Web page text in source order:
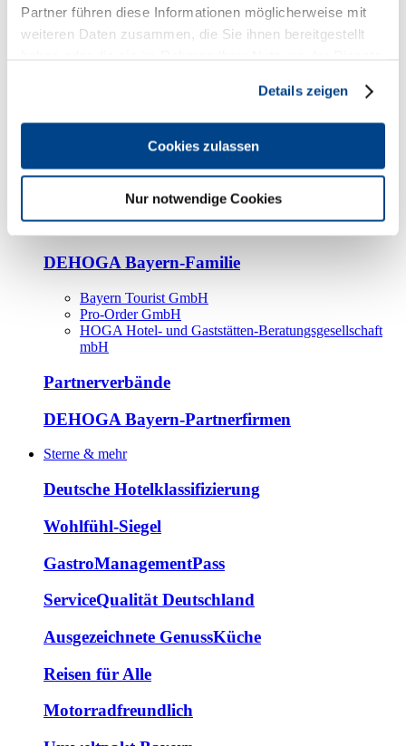
Partner führen diese Informationen möglicherweise mit
weiteren Daten zusammen, die Sie ihnen bereitgestellt
Details zeigen
Cookies zulassen
Nur notwendige Cookies
Kooperationspartner
Tourismusorganisationen
Bayern Tourismus Marketing GmbH
DEHOGA-Familie
Bundesverband
Fachverbände
DEHOGA Bayern-Familie
Bayern Tourist GmbH
Pro-Order GmbH
HOGA Hotel- und Gaststätten-Beratungsgesellschaft
mbH
Partnerverbände
DEHOGA Bayern-Partnerfirmen
Sterne & mehr
Deutsche Hotelklassifizierung
Wohlfühl-Siegel
GastroManagementPass
ServiceQualität Deutschland
Ausgezeichnete GenussKüche
Reisen für Alle
Motorradfreundlich